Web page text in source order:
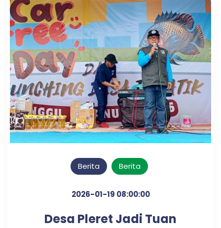
Berita Berita
2026-01-19 08:00:00
Desa Pleret Jadi Tuan